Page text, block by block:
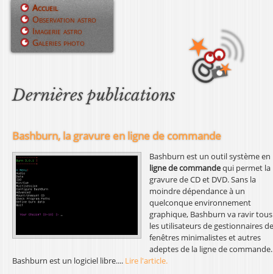
Jump to navigation
Dernières publications
Bashburn, la gravure en ligne de commande
Bashburn est un outil système en
ligne de commandequi permet la
gravure de CD et DVD. Sans la
moindre dépendance à un
quelconque environnement
graphique, Bashburn va ravir tous
les utilisateurs de gestionnaires de
fenêtres minimalistes et autres
adeptes de la ligne de commande.
Bashburn est un logiciel libre.... Lire l'article.
M
u
r
i
n
p
a
Accueil
Observation astro
Imagerie astro
Galeries photo